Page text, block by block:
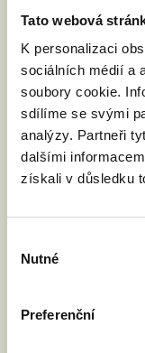
Tato webová
K personalizaci
sociálních médií a
soubory cookie.
sdílíme se svými
analýzy. Partneři
dalšími
získali v důsledku
souhlasu
Nutné
Preferenční
Jméno a
Váš email:
Souhlasím se